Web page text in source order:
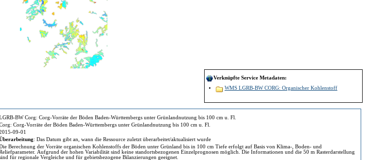
Verknüpfte Service Metadaten:
WMS LGRB-BW CORG: Organischer Kohlenstoff
LGRB-BW Corg: Corg-Vorräte der Böden Baden-Württembergs unter Grünlandnutzung bis 100 cm u. Fl.
Corg-Vorräte der Böden Baden-Württembergs unter Grünlandnutzung bis 100 cm u. Fl.
09-01
: Das Datum gibt an, wann die Ressource zuletzt überarbeitet/aktualisiert wurde
Berechnung der Vorräte organischen Kohlenstoffs der Böden unter Grünland bis in 100 cm Tiefe erfolgt auf Basis von Klima-, Boden- und
Aufgrund der hohen Variabilität sind keine standortsbezogenen Einzelprognosen möglich. Die Informationen und die 50 m Rasterdarstellung
sind für regionale Vergleiche und für gebietsbezogene Bilanzierungen geeignet.